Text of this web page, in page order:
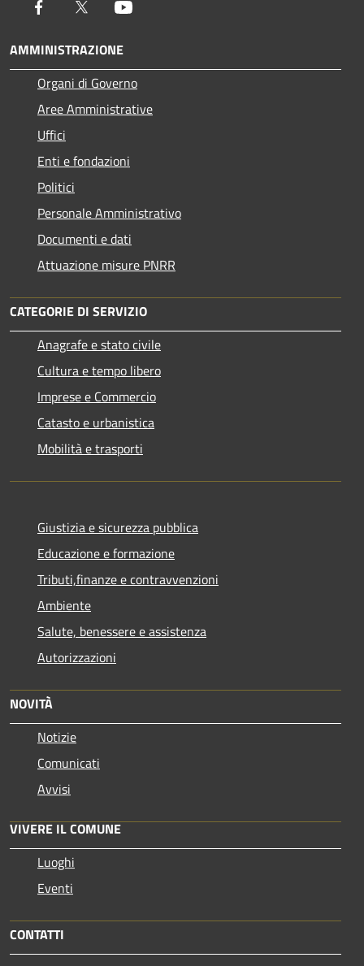
Facebook Twitter
AMMINISTRAZIONE
Organi di Governo
Aree Amministrative
Uffici
Enti e fondazioni
Politici
Personale Amministrativo
Documenti e dati
Attuazione misure PNRR
CATEGORIE DI SERVIZIO
Anagrafe e stato civile
Cultura e tempo libero
Imprese e Commercio
Catasto e urbanistica
Mobilità e trasporti
Giustizia e sicurezza pubblica
Educazione e formazione
Tributi,finanze e contravvenzioni
Ambiente
Salute, benessere e assistenza
Autorizzazioni
NOVITÀ
Notizie
Comunicati
Avvisi
VIVERE IL COMUNE
Luoghi
Eventi
CONTATTI